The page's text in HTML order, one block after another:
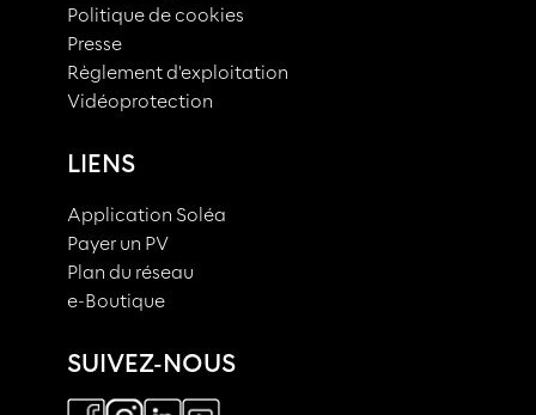
Politique de cookies
Presse
Règlement d'exploitation
Vidéoprotection
LIENS
Application Soléa
Payer un PV
Plan du réseau
e-Boutique
SUIVEZ-NOUS